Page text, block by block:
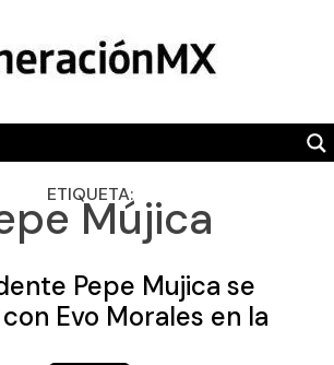
POLÍTICA
CAMALEÓN
OPINIÓN
ENGLISH SECTION
ETIQUETA:
Mújica
Pepe Mujica se
Evo Morales en la